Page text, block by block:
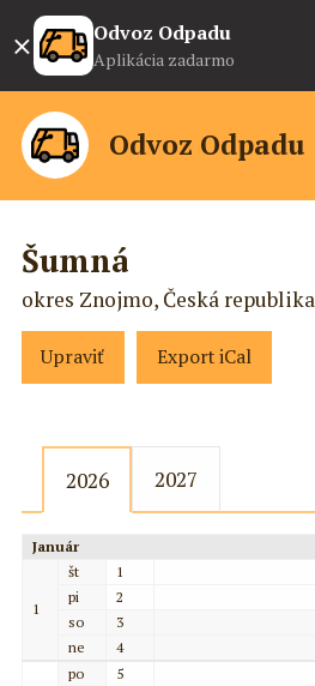
× Odvoz Odpadu
Aplikácia zadarmo
Odvoz Odpadu
Šumná
okres Znojmo, Česká republika
Upraviť Export iCal
2026 2027
Január
1
št
1
pi
2
so
3
ne
4
po
5